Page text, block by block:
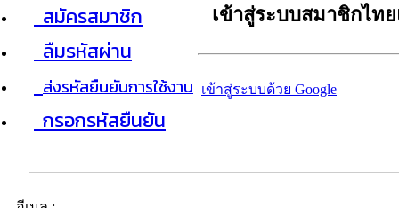
สมัครสมาชิก
ลืมรหัสผ่าน
ส่งรหัสยืนยันการใช้งาน
กรอกรหัสยืนยัน
เข้าสู่ระบบสมาชิกไท
เข้าสู่ระบบด้วย Google